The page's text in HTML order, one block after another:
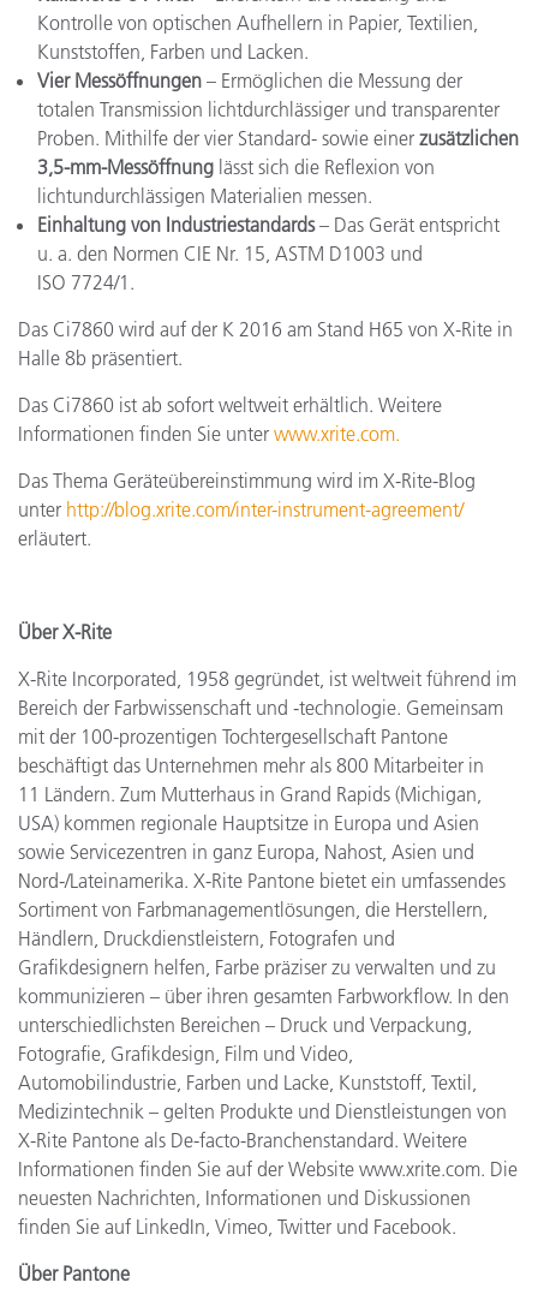
Kontrolle von optischen Aufhellern in Papier, Textilien,
Kunststoffen, Farben und Lacken.
Vier Messöffnungen – Ermöglichen die Messung der
totalen Transmission lichtdurchlässiger und transparenter
Proben. Mithilfe der vier Standard- sowie einer zusätzlichen
3,5-mm-Messöffnung lässt sich die Reflexion von
lichtundurchlässigen Materialien messen.
Einhaltung von Industriestandards– Das Gerät entspricht
u. a. den Normen CIE Nr. 15, ASTM D1003 und
ISO 7724/1.
Das Ci7860 wird auf der K 2016 am Stand H65 von X-Rite in
Halle 8b präsentiert.
Das Ci7860 ist ab sofort weltweit erhältlich. Weitere
Informationen finden Sie unter www.xrite.com.
Das Thema Geräteübereinstimmung wird im X-Rite-Blog
unter http://blog.xrite.com/inter-instrument-agreement/
erläutert.
Über X-Rite
X-Rite Incorporated, 1958 gegründet, ist weltweit führend im
Bereich der Farbwissenschaft und -technologie. Gemeinsam
mit der 100-prozentigen Tochtergesellschaft Pantone
beschäftigt das Unternehmen mehr als 800 Mitarbeiter in
11 Ländern. Zum Mutterhaus in Grand Rapids (Michigan,
USA) kommen regionale Hauptsitze in Europa und Asien
sowie Servicezentren in ganz Europa, Nahost, Asien und
Nord-/Lateinamerika. X-Rite Pantone bietet ein umfassendes
Sortiment von Farbmanagementlösungen, die Herstellern,
Händlern, Druckdienstleistern, Fotografen und
Grafikdesignern helfen, Farbe präziser zu verwalten und zu
kommunizieren – über ihren gesamten Farbworkflow. In den
unterschiedlichsten Bereichen – Druck und Verpackung,
Fotografie, Grafikdesign, Film und Video,
Automobilindustrie, Farben und Lacke, Kunststoff, Textil,
Medizintechnik – gelten Produkte und Dienstleistungen von
X-Rite Pantone als De-facto-Branchenstandard. Weitere
Informationen finden Sie auf der Website www.xrite.com. Die
neuesten Nachrichten, Informationen und Diskussionen
finden Sie auf LinkedIn, Vimeo, Twitter und Facebook.
Über Pantone